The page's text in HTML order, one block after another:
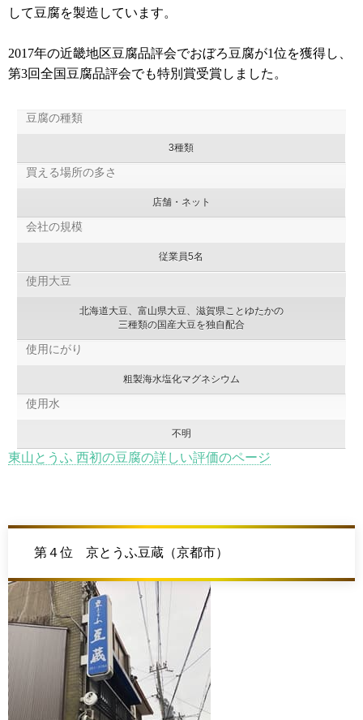
して豆腐を製造しています。
2017年の近畿地区豆腐品評会でおぼろ豆腐が1位を獲得し、
第3回全国豆腐品評会でも特別賞受賞しました。
豆腐の種類
3種類
買える場所の多さ
店舗・ネット
会社の規模
従業員5名
使用大豆
北海道大豆、富山県大豆、滋賀県ことゆたかの
三種類の国産大豆を独自配合
使用にがり
粗製海水塩化マグネシウム
使用水
不明
東山とうふ 西初の豆腐の詳しい評価のページ
第４位 京とうふ豆蔵（京都市）